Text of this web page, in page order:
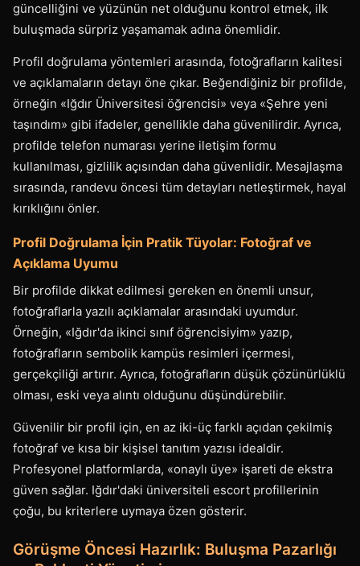
güncelliğini ve yüzünün net olduğunu kontrol etmek, ilk
buluşmada sürpriz yaşamamak adına önemlidir.
Profil doğrulama yöntemleri arasında, fotoğrafların kalitesi
ve açıklamaların detayı öne çıkar. Beğendiğiniz bir profilde,
örneğin «Iğdır Üniversitesi öğrencisi» veya «Şehre yeni
taşındım» gibi ifadeler, genellikle daha güvenilirdir. Ayrıca,
profilde telefon numarası yerine iletişim formu
kullanılması, gizlilik açısından daha güvenlidir. Mesajlaşma
sırasında, randevu öncesi tüm detayları netleştirmek, hayal
kırıklığını önler.
Profil Doğrulama İçin Pratik Tüyolar: Fotoğraf ve
Açıklama Uyumu
Bir profilde dikkat edilmesi gereken en önemli unsur,
fotoğraflarla yazılı açıklamalar arasındaki uyumdur.
Örneğin, «Iğdır'da ikinci sınıf öğrencisiyim» yazıp,
fotoğrafların sembolik kampüs resimleri içermesi,
gerçekçiliği artırır. Ayrıca, fotoğrafların düşük çözünürlüklü
olması, eski veya alıntı olduğunu düşündürebilir.
Güvenilir bir profil için, en az iki-üç farklı açıdan çekilmiş
fotoğraf ve kısa bir kişisel tanıtım yazısı idealdir.
Profesyonel platformlarda, «onaylı üye» işareti de ekstra
güven sağlar. Iğdır'daki üniversiteli escort profillerinin
çoğu, bu kriterlere uymaya özen gösterir.
Görüşme Öncesi Hazırlık: Buluşma Pazarlığı